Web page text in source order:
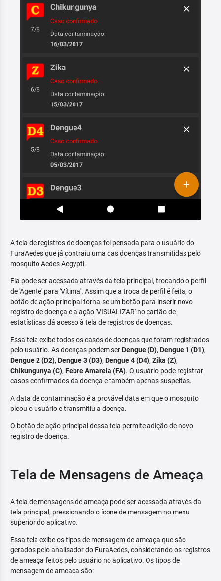
A tela de registros de doenças foi pensada para o usuário do
FuraAedes que já contraiu uma das doenças transmitidas pelo
mosquito Aedes Aegypti.
Ela pode ser acessada através da tela principal, trocando o perfil
de 'Agente' para 'Vítima'. Assim que a troca de perfil é feita, o
botão de ação principal torna-se um botão para inserir novo
registro de doença e a ação 'VISUALIZAR' no cartão de
estatísticas dá acesso à tela de registros de doenças.
Essa tela exibe todos os casos de doenças que foram registrados
pelo usuário. As doenças podem serDengue (D), Dengue 1 (D1),
Dengue 2 (D2), Dengue 3 (D3), Dengue 4 (D4), Zika (Z),
Chikungunya (C), Febre Amarela (FA). O usuário pode registrar
casos confirmados da doença e também apenas suspeitas.
A data de contaminação é a provável data em que o mosquito
picou o usuário e transmitiu a doença.
O botão de ação principal dessa tela permite adição de novo
registro de doença.
Tela de Mensagens de Ameaça
A tela de mensagens de ameaça pode ser acessada através da
tela principal, pressionando o ícone de mensagem no menu
superior do aplicativo.
Essa tela exibe os tipos de mensagem de ameaça que são
gerados pelo analisador do FuraAedes, considerando os registros
de ameaça feitos pelo usuário no aplicativo. Os tipos de
mensagem de ameaça são: